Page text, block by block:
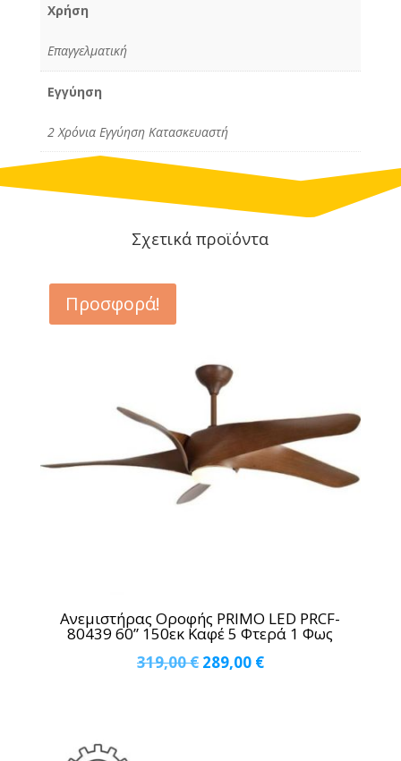
Χρήση
Επαγγελματική
Εγγύηση
2 Χρόνια Εγγύηση Κατασκευαστή
Σχετικά προϊόντα
Προσφορά!
Ανεμιστήρας Οροφής PRIMO LED PRCF-
80439 60” 150εκ Καφέ 5 Φτερά 1 Φως
319,00€ Original
289,00 €Η